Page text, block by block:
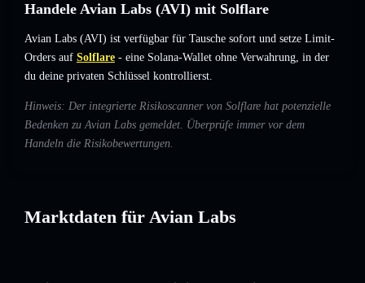
Handele Avian Labs (AVI) mit Solflare
Avian Labs (AVI) ist verfügbar für Tausche sofort und setze Limit-
Orders auf Solflare - eine Solana-Wallet ohne Verwahrung, in der
du deine privaten Schlüssel kontrollierst.
Hinweis: Der integrierte Risikoscanner von Solflare hat potenzielle
Bedenken zu Avian Labs gemeldet. Überprüfe immer vor dem
Handeln die Risikobewertungen.
Marktdaten für Avian Labs